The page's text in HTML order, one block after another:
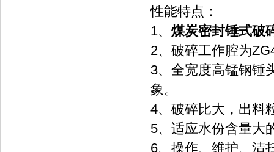
性能特点：
1、 煤炭密封锤式破
2、破碎工作腔为
3、全宽度高锰钢锤
象。
4、破碎比大，出料
5、适应水份含量大
6、操作、维护、清